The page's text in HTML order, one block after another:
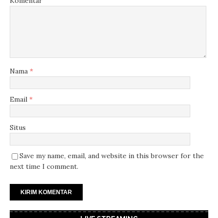
Nama *
Email *
Situs
Save my name, email, and website in this browser for the
next time I comment.